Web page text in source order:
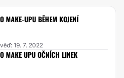
MAKE-UPU BĚHEM KOJENÍ
19. 7. 2022
MAKE UPU OČNÍCH LINEK